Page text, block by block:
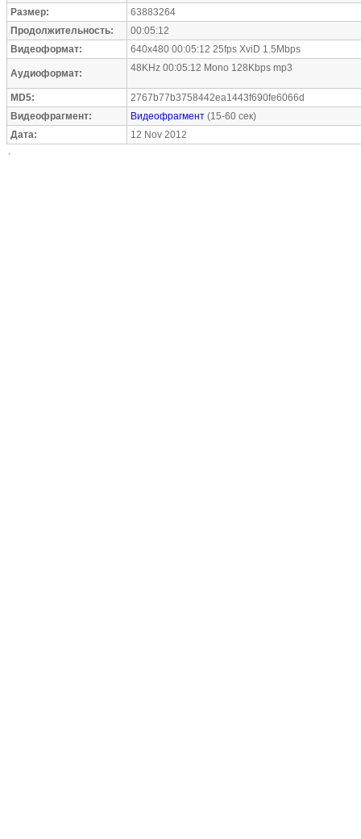
Размер:
63883264
Продолжительность:
00:05:12
Видеоформат:
640x480 00:05:12 25fps XviD 1.5Mbps
Аудиоформат: 48KHz 00:05:12 Mono 128Kbps mp3
MD5:
2767b77b3758442ea1443f690fe6066d
Видеофрагмент:
Видеофрагмент (15-60 сек)
Дата:
12 Nov 2012